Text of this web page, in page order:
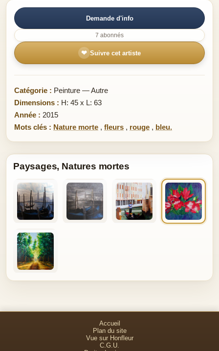
Demande d'info
7 abonnés
❤ Suivre cet artiste
Catégorie : Peinture — Autre
Dimensions : H: 45 x L: 63
Année : 2015
Mots clés : Nature morte , fleurs , rouge , bleu.
Paysages, Natures mortes
Accueil
Plan du site
Vue sur Honfleur
C.G.U.